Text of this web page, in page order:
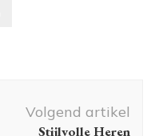
Volgend artikel
Stijlvolle Heren